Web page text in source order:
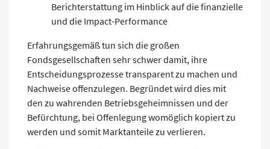
Berichterstattung im Hinblick auf die finanzielle
und die Impact-Performance
Erfahrungsgemäß tun sich die großen
Fondsgesellschaften sehr schwer damit, ihre
Entscheidungsprozesse transparent zu machen und
Nachweise offenzulegen. Begründet wird dies mit
den zu wahrenden Betriebsgeheimnissen und der
Befürchtung, bei Offenlegung womöglich kopiert zu
werden und somit Marktanteile zu verlieren.